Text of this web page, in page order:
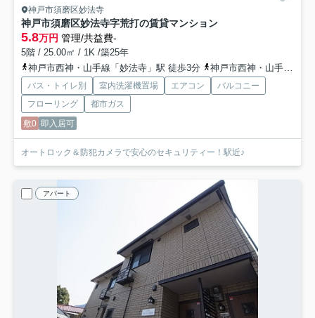
神戸市須磨区妙法寺
神戸市須磨区妙法寺字荒打の賃貸マンション
5.8万円 管理/共益費-
5階 / 25.00㎡ / 1K /築25年
神戸市西神・山手線「妙法寺」駅 徒歩3分
神戸市西神・山手線「名谷」駅 徒歩22分
バス・トイレ別 室内洗濯機置場 エアコン
バルコニー
フローリング
都市ガス
敷0 即入居可
オートロック＆防犯カメラで安心のセキュリティー！駅近♪
アパート